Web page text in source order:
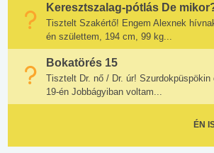
Keresztszalag-pótlás De
Tisztelt Szakértő! Engem Alexnek
én születtem, 194 cm, 99 kg...
Bokatörés 15
Tisztelt Dr. nő / Dr. úr!
19-én Jobbágyiban voltam...
ÉN